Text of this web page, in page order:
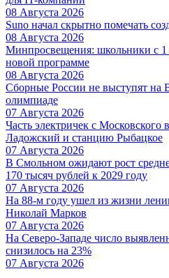
08 Августа 2026
Suno начал скрытно помечать
08 Августа 2026
Минпросвещения: школьники с 1
новой программе
08 Августа 2026
Сборные России не выступят на
олимпиаде
07 Августа 2026
Часть электричек с Московского
Ладожский и станцию Рыбацкое
07 Августа 2026
В Смольном ожидают рост
170 тысяч рублей к 2029 году
07 Августа 2026
На 88-м году ушел из жизни
Николай Марков
07 Августа 2026
На Северо-Западе число
снизилось на 23%
07 Августа 2026